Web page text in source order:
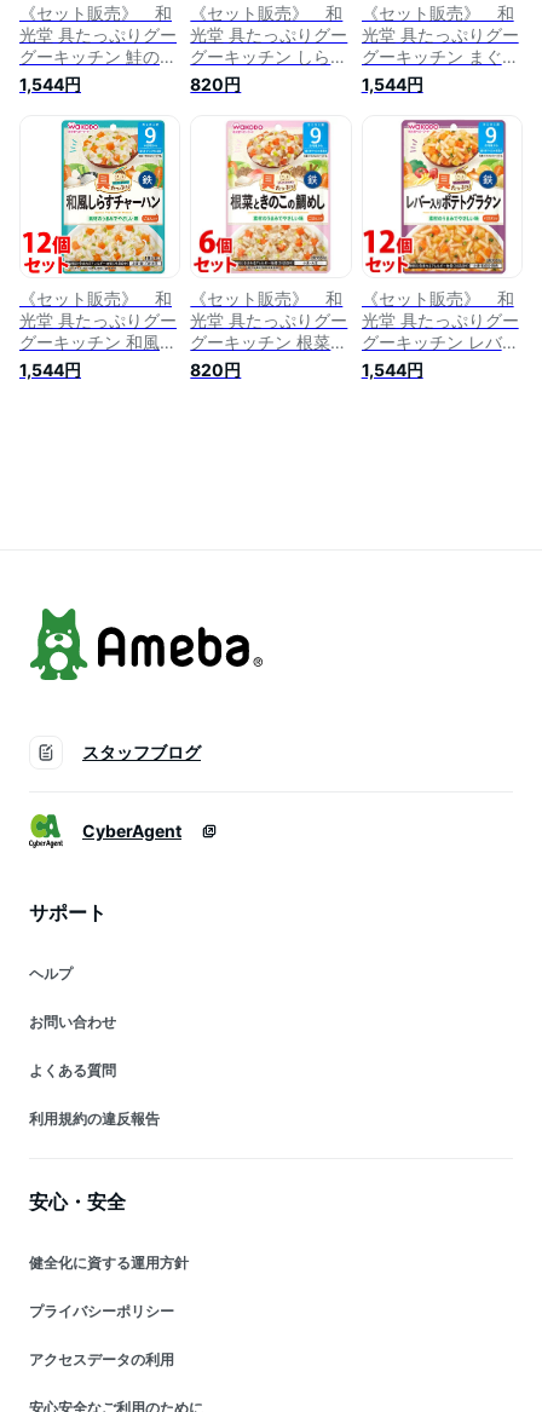
《セット販売》 和
光堂 具たっぷりグー
グーキッチン 鮭の豆
乳リゾット
(80g)×12個セット 7
か月頃から ベビーフ
ード 離乳食 ※軽減
税率対象商品
1,544円
《セット販売》 和
光堂 具たっぷりグー
グーキッチン しらす
とわかめの煮込みう
どん (80g)×6個セッ
ト 7か月頃から ベビ
ーフード 離乳食 ※
軽減税率対象商品
820円
《セット販売》 和
光堂 具たっぷりグー
グーキッチン まぐろ
の炊き込みごはん
(80g)×12個セット 7
か月頃から ベビーフ
ード 離乳食 ※軽減
税率対象商品
1,544円
《セット販売》 和
光堂 具たっぷりグー
グーキッチン 和風し
らすチャーハン
(80g)×12個セット 9
1,544円
《セット販売》 和
光堂 具たっぷりグー
グーキッチン 根菜と
きのこの鯛めし
(80g)×6個セット 9
820円
《セット販売》 和
光堂 具たっぷりグー
グーキッチン レバー
入りポテトグラタン
(80g)×12個セット 9
1,544円
スタッフブログ
CyberAgent
サポート
ヘルプ
お問い合わせ
よくある質問
利用規約の違反報告
安心・安全
健全化に資する運用方針
プライバシーポリシー
アクセスデータの利用
安心安全なご利用のために